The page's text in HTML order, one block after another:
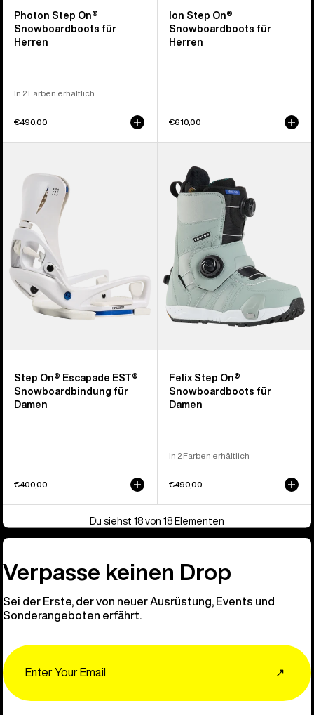
Photon Step On®
Snowboardboots für
Herren
In 2 Farben erhältlich
€490,00
Ion Step On®
Snowboardboots für
Herren
€610,00
Escapade
Snowboardbindung
für
Damen
Step On® Escapade EST®
Snowboardbindung für
Damen
€400,00
Step
On®
Snowboardboots
Damen
Felix Step On®
Snowboardboots für
Damen
In 2 Farben erhältlich
€490,00
Du siehst 18 von 18 Elementen
Verpasse keinen Drop
Sei der Erste, der von neuer Ausrüstung, Events und
Sonderangeboten erfährt.
↗